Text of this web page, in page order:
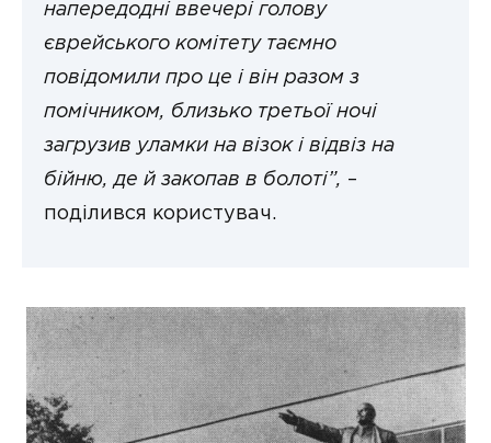
напередодні ввечері голову
єврейського комітету таємно
повідомили про це і він разом з
помічником, близько третьої ночі
загрузив уламки на візок і відвіз на
бійню, де й закопав в болоті”, –
поділився користувач.